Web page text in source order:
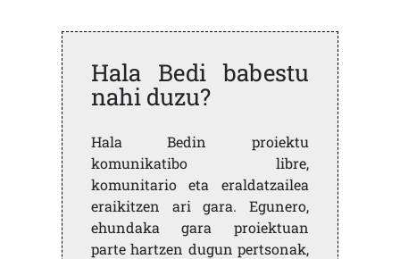
Hala Bedi babestu
nahi duzu?
Hala Bedin proiektu
komunikatibo libre,
komunitario eta eraldatzailea
eraikitzen ari gara. Egunero,
ehundaka gara proiektuan
parte hartzen dugun pertsonak,